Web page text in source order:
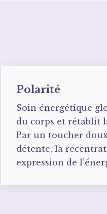
Polarité
Soin énergétique
du corps et rétablit
Par un toucher
détente, la
expression de